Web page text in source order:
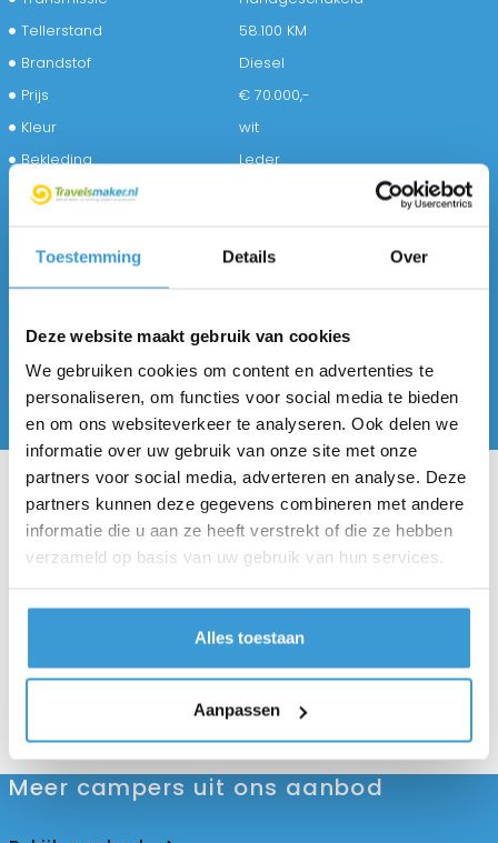
Toestemming Details Over
Deze website maakt gebruik van cookies
We gebruiken cookies om content en advertenties te
personaliseren, om functies voor social media te bieden
en om ons websiteverkeer te analyseren. Ook delen we
informatie over uw gebruik van onze site met onze
partners voor social media, adverteren en analyse. Deze
partners kunnen deze gegevens combineren met andere
informatie die u aan ze heeft verstrekt of die ze hebben
verzameld op basis van uw gebruik van hun services.
Alles toestaan
Aanpassen
Tellerstand
58.100 KM
Brandstof
Diesel
Prijs
€ 70.000,-
Kleur
wit
Bekleding
Leder
BTW/Marge
100% onderhouden?
ja
Vermogen
140 PK
Aantal slaapplaatsen
4
Lengte
6.99 meter
Voertuig delen
06 4699 3483
info@travelsmaker.nl
Meer campers uit ons aanbod